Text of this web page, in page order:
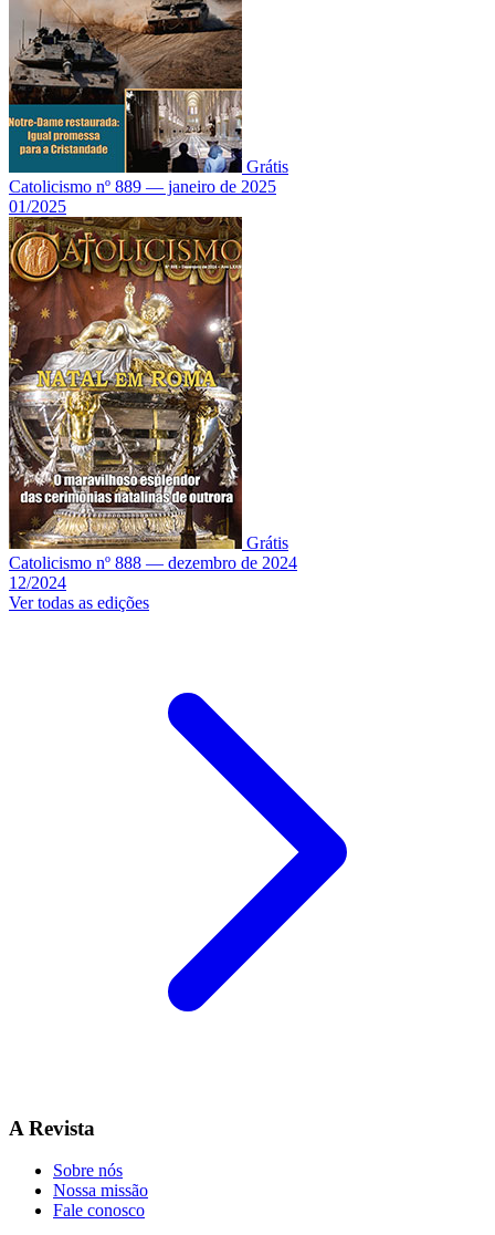
Grátis
Catolicismo nº 889 — janeiro de 2025
01/2025
Grátis
Catolicismo nº 888 — dezembro de 2024
12/2024
Ver todas as edições
A Revista
Sobre nós
Nossa missão
Fale conosco